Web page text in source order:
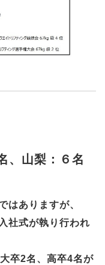
、山梨：６名
はありますが、
社式が執り行われ
卒2名、高卒4名が